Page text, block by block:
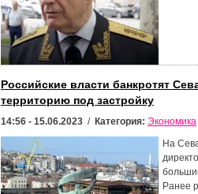
Российские власти банкротят
территорию под застройку
14:56 - 15.06.2023 / Категория: Экономика
На
Ранее